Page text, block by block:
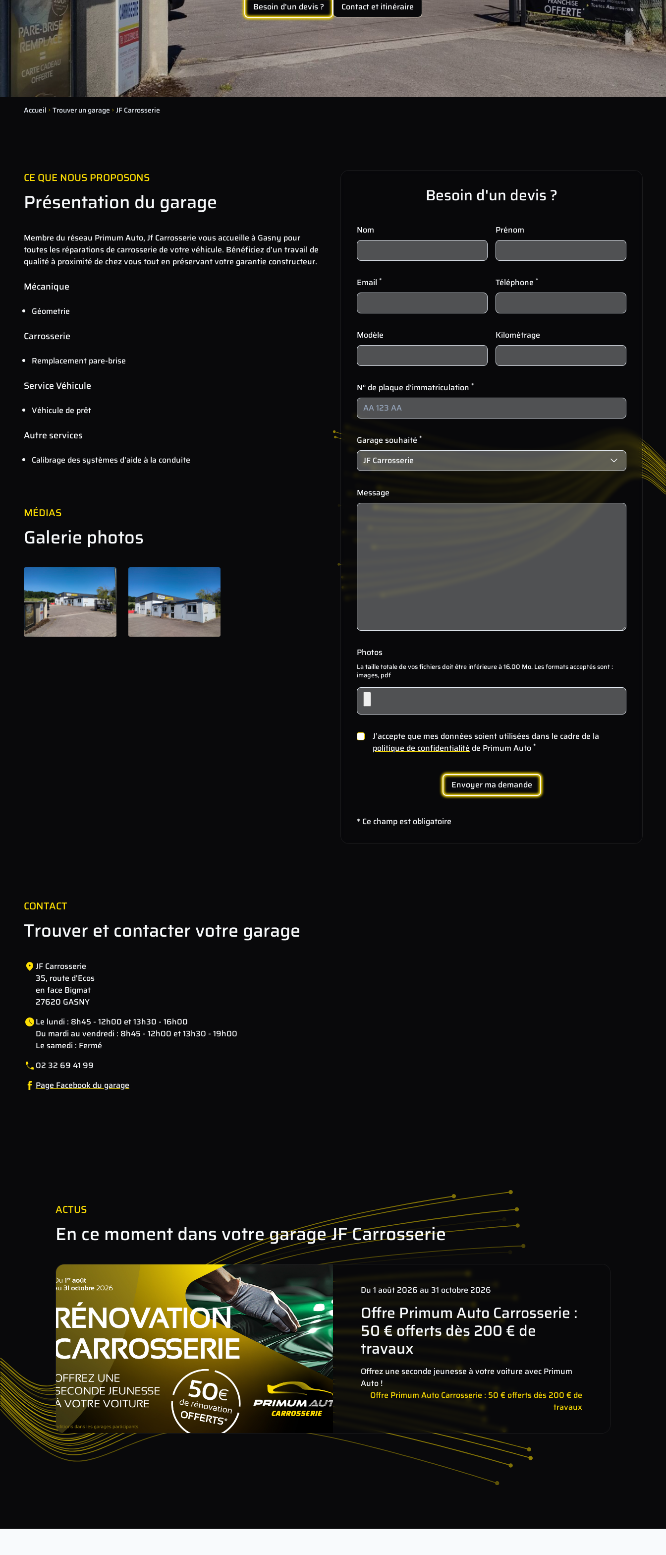
Besoin d'un devis ? Contact et itinéraire
Accueil Trouver un garage JF Carrosserie
CE QUE NOUS PROPOSONS
Présentation du garage
Membre du réseau Primum Auto, Jf Carrosserie vous accueille à Gasny pour
toutes les réparations de carrosserie de votre véhicule. Bénéficiez d’un travail de
qualité à proximité de chez vous tout en préservant votre garantie constructeur.
Mécanique
Géometrie
Carrosserie
Remplacement pare-brise
Service Véhicule
Véhicule de prêt
Autre services
Calibrage des systèmes d'aide à la conduite
MÉDIAS
Galerie photos
Besoin d'un devis ?
Nom Prénom
Email * Téléphone *
Modèle Kilométrage
N° de plaque d’immatriculation *
Garage souhaité *
Message
Photos
La taille totale de vos fichiers doit être inférieure à 16.00 Mo. Les formats acceptés sont :
images, pdf
J’accepte que mes données soient utilisées dans le cadre de la
politique de confidentialité de Primum Auto *
Envoyer ma demande
* Ce champ est obligatoire
CONTACT
Trouver et contacter votre garage
JF Carrosserie
35, route d'Ecos
en face Bigmat
27620 GASNY
Le lundi : 8h45 - 12h00 et 13h30 - 16h00
Du mardi au vendredi : 8h45 - 12h00 et 13h30 - 19h00
Le samedi : Fermé
02 32 69 41 99
Page Facebook du garage
ACTUS
En ce moment dans votre garage JF Carrosserie
Du 1 août 2026 au 31 octobre 2026
Offre Primum Auto Carrosserie :
50 € offerts dès 200 € de
travaux
Offrez une seconde jeunesse à votre voiture avec Primum
Auto !
Offre Primum Auto Carrosserie : 50 € offerts dès 200 € de
travaux